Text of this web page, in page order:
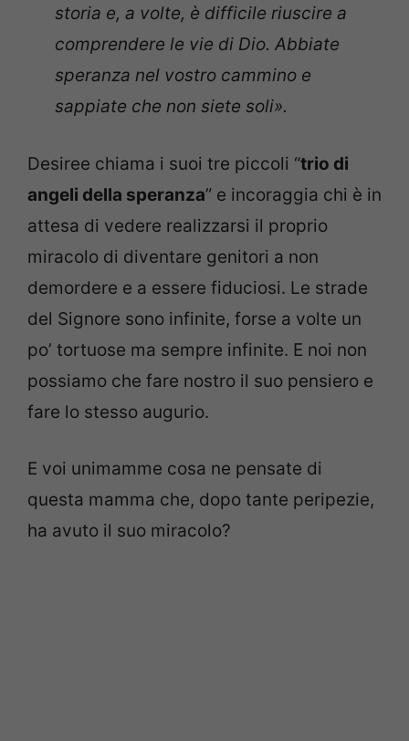
storia e, a volte, è difficile riuscire a
comprendere le vie di Dio. Abbiate
speranza nel vostro cammino e
sappiate che non siete soli».
Desiree chiama i suoi tre piccoli “trio di
angeli della speranza” e incoraggia chi è in
attesa di vedere realizzarsi il proprio
miracolo di diventare genitori a non
demordere e a essere fiduciosi. Le strade
del Signore sono infinite, forse a volte un
po’ tortuose ma sempre infinite. E noi non
possiamo che fare nostro il suo pensiero e
fare lo stesso augurio.
E voi unimamme cosa ne pensate di
questa mamma che, dopo tante peripezie,
ha avuto il suo miracolo?